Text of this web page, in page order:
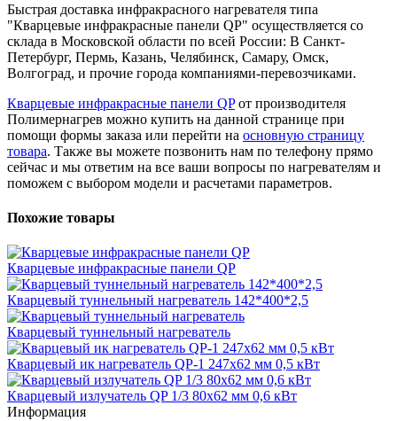
Быстрая доставка инфракрасного нагревателя типа
"Кварцевые инфракрасные панели QP" осуществляется со
склада в Московской области по всей России: В Санкт-
Петербург, Пермь, Казань, Челябинск, Самару, Омск,
Волгоград, и прочие города компаниями-перевозчиками.
Кварцевые инфракрасные панели QPот производителя
Полимернагрев можно купить на данной странице при
помощи формы заказа или перейти на основную страницу
товара. Также вы можете позвонить нам по телефону прямо
сейчас и мы ответим на все ваши вопросы по нагревателям и
поможем с выбором модели и расчетами параметров.
Похожие товары
Кварцевые инфракрасные панели QP
Кварцевый туннельный нагреватель 142*400*2,5
Кварцевый туннельный нагреватель
Кварцевый ик нагреватель QP-1 247х62 мм 0,5 кВт
Кварцевый излучатель QP 1/3 80х62 мм 0,6 кВт
Информация